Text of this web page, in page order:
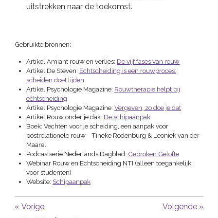
uitstrekken naar de toekomst.
Gebruikte bronnen:
Artikel Amiant rouw en verlies: De vijf fases van rouw
Artikel De Steven: Echtscheiding is een rouwproces:
scheiden doet lijden
Artikel Psychologie Magazine: Rouwtherapie helpt bij
echtscheiding
Artikel Psychologie Magazine: Vergeven, zo doe je dat
Artikel Rouw onder je dak: De schipaanpak
Boek: Vechten voor je scheiding, een aanpak voor
postrelationele rouw - Tineke Rodenburg & Leoniek van der
Maarel
Podcastserie Nederlands Dagblad: Gebroken Gelofte
Webinar Rouw en Echtscheiding NTI (alleen toegankelijk
voor studenten)
Website: Schipaanpak
« Vorige Volgende »